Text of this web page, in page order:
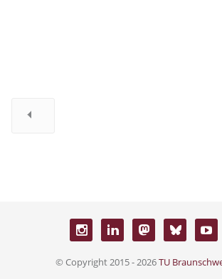
© Copyright 2015 - 2026TU